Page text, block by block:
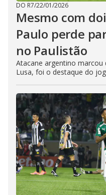
DO R7/22/01/2026
Mesmo com
Paulo perde
no Paulistão
Atacane argentino marcou
Lusa, foi o destaque do